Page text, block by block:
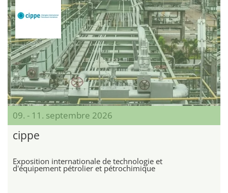
09. - 11. septembre 2026
cippe
Exposition internationale de technologie et
d'équipement pétrolier et pétrochimique